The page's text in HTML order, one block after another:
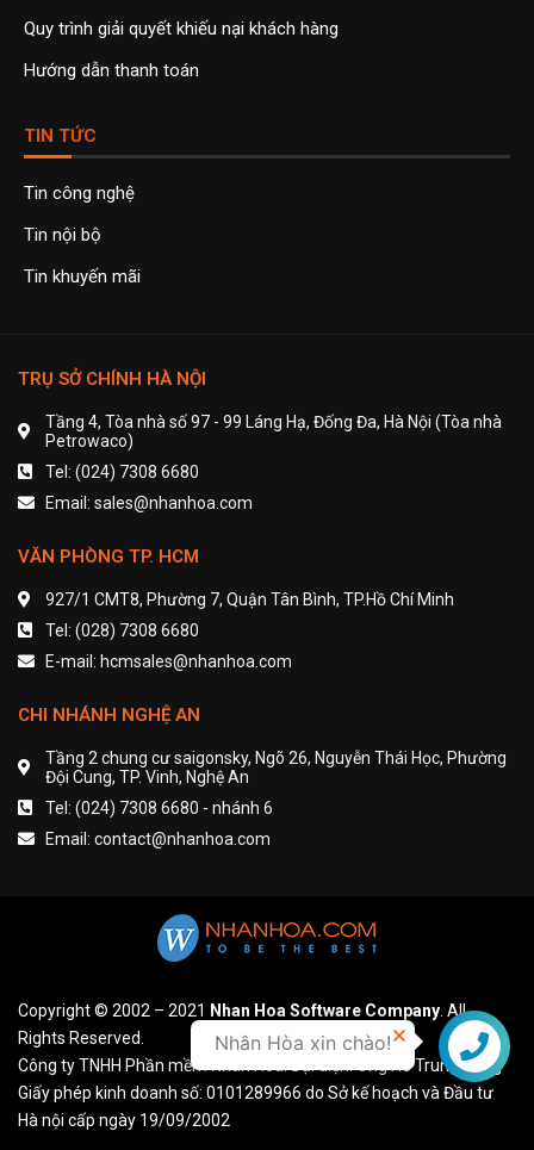
Quy trình giải quyết khiếu nại khách hàng
Hướng dẫn thanh toán
TIN TỨC
Tin công nghệ
Tin nội bộ
Tin khuyến mãi
TRỤ SỞ CHÍNH HÀ NỘI
Tầng 4, Tòa nhà số 97 - 99 Láng Hạ, Đống Đa, Hà Nội (Tòa nhà
Petrowaco)
Tel: (024) 7308 6680
Email: sales@nhanhoa.com
VĂN PHÒNG TP. HCM
927/1 CMT8, Phường 7, Quận Tân Bình, TP.Hồ Chí Minh
Tel: (028) 7308 6680
E-mail: hcmsales@nhanhoa.com
CHI NHÁNH NGHỆ AN
Tầng 2 chung cư saigonsky, Ngõ 26, Nguyễn Thái Học, Phường
Đội Cung, TP. Vinh, Nghệ An
Tel: (024) 7308 6680 - nhánh 6
Email: contact@nhanhoa.com
Copyright © 2002 – 2021 Nhan Hoa Software Company. All
Rights Reserved.
Công ty TNHH Phần mềm Nhân Hòa. Đại diện: Ông Hồ Trung Dũng
Giấy phép kinh doanh số: 0101289966 do Sở kế hoạch và Đầu tư
Hà nội cấp ngày 19/09/2002
Liên hệ
Nhân Hòa xin chào!